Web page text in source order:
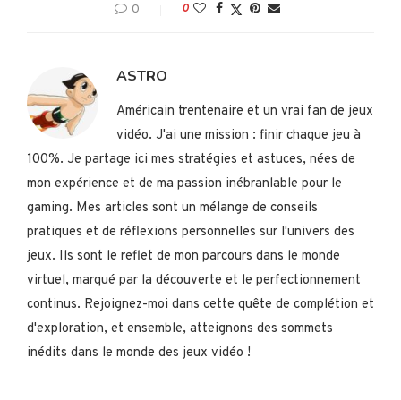
0 0
ASTRO
Américain trentenaire et un vrai fan de jeux
vidéo. J'ai une mission : finir chaque jeu à
100%. Je partage ici mes stratégies et astuces, nées de
mon expérience et de ma passion inébranlable pour le
gaming. Mes articles sont un mélange de conseils
pratiques et de réflexions personnelles sur l'univers des
jeux. Ils sont le reflet de mon parcours dans le monde
virtuel, marqué par la découverte et le perfectionnement
continus. Rejoignez-moi dans cette quête de complétion et
d'exploration, et ensemble, atteignons des sommets
inédits dans le monde des jeux vidéo !